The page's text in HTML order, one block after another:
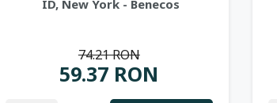
ID, New York - Benecos
59.37 RON
74.21 RON